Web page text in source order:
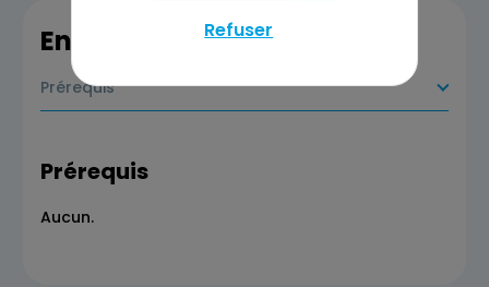
En savoir plus
Prérequis
Prérequis
Aucun.
Refuser